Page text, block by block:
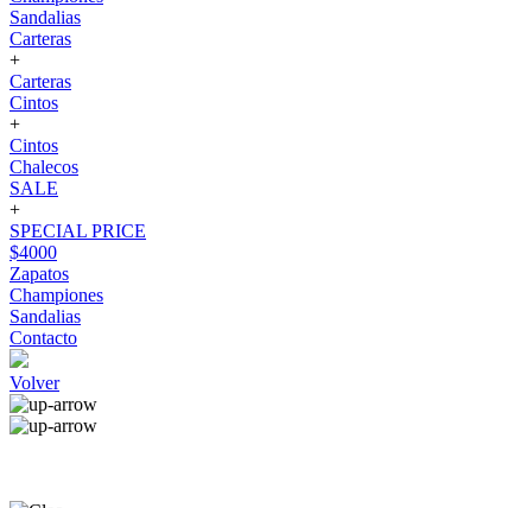
Sandalias
Carteras
+
Carteras
Cintos
+
Cintos
Chalecos
SALE
+
SPECIAL PRICE
$4000
Zapatos
Championes
Sandalias
Contacto
Volver